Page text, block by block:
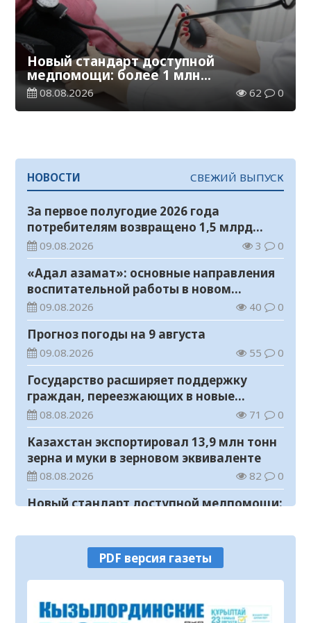
Новый стандарт доступной
медпомощи: более 1 млн
казахстанцев получили
телемедицинские услуги
08.08.2026 62 0
НОВОСТИ СВЕЖИЙ ВЫПУСК
За первое полугодие 2026 года
потребителям возвращено 1,5 млрд
тенге
09.08.2026 3 0
«Адал азамат»: основные направления
воспитательной работы в новом
учебном году
09.08.2026 40 0
Прогноз погоды на 9 августа
09.08.2026 55 0
Государство расширяет поддержку
граждан, переезжающих в новые
регионы для работы
08.08.2026 71 0
Казахстан экспортировал 13,9 млн тонн
зерна и муки в зерновом эквиваленте
08.08.2026 82 0
Новый стандарт доступной медпомощи:
телемедицинские услуги
08.08.2026 62 0
550 иностранных граждан получили
образовательные гранты для обучения в
Казахстане
08.08.2026
PDF версия газеты